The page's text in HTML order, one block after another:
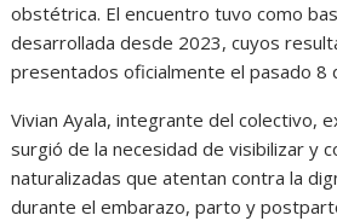
obstétrica. El encuentro tuvo como
desarrollada desde 2023, cuyos
presentados oficialmente el pasado 8
Vivian Ayala, integrante del colectivo,
surgió de la necesidad de visibilizar y
naturalizadas que atentan contra la
durante el embarazo, parto y